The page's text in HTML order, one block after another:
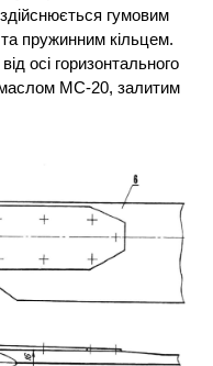
гумовим
пружинним кільцем.
осі горизонтального
МС-20, залитим